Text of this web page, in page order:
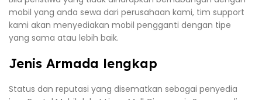
mobil yang anda sewa dari perusahaan kami, tim support
kami akan menyediakan mobil pengganti dengan tipe
yang sama atau lebih baik.
Jenis Armada lengkap
Status dan reputasi yang disematkan sebagai penyedia